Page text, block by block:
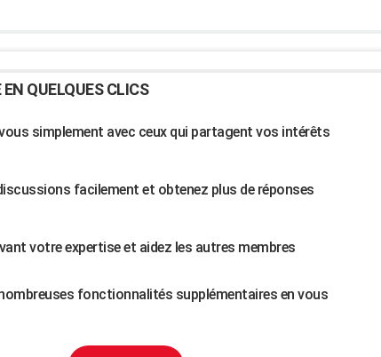
QUELQUES CLICS
simplement avec ceux qui partagent vos intérêts
facilement et obtenez plus de réponses
votre expertise et aidez les autres membres
fonctionnalités supplémentaires en vous